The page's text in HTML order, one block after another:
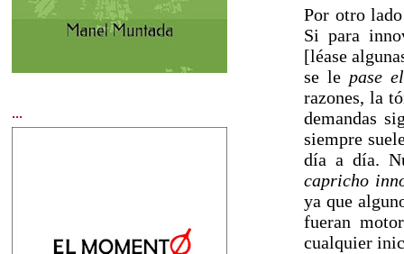
Por otro
Si para
[léase
se le pase
razones, la
demandas
siempre
día a día.
capricho
ya que
fueran
cualquier
...